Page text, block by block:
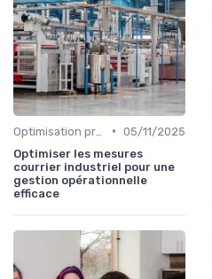
• 05/11/2025
Optimiser les mesures
courrier industriel pour une
gestion opérationnelle
efficace